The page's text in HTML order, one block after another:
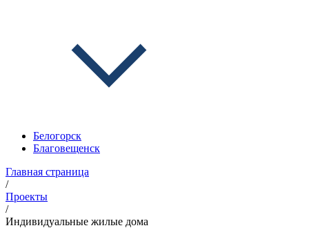
Белогорск
Благовещенск
Главная страница
/
Проекты
/
Индивидуальные жилые дома